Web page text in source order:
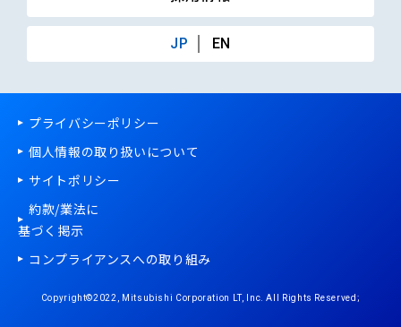
JP EN
プライバシーポリシー
個人情報の取り扱いについて
サイトポリシー
約款/業法に
基づく掲示
コンプライアンスへの取り組み
Copyright©2022, Mitsubishi Corporation LT, Inc. All Rights Reserved;